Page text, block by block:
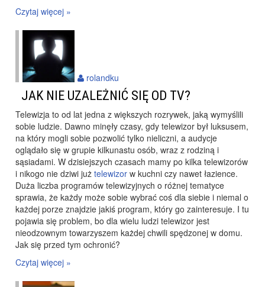
Czytaj więcej »
JAK NIE UZALEŻNIĆ SIĘ OD TV?
Telewizja to od lat jedna z większych rozrywek, jaką wymyślili
sobie ludzie. Dawno minęły czasy, gdy telewizor był luksusem,
na który mogli sobie pozwolić tylko nieliczni, a audycje
oglądało się w grupie kilkunastu osób, wraz z rodziną i
sąsiadami. W dzisiejszych czasach mamy po kilka telewizorów
i nikogo nie dziwi już telewizor w kuchni czy nawet łazience.
Duża liczba programów telewizyjnych o różnej tematyce
sprawia, że każdy może sobie wybrać coś dla siebie i niemal o
każdej porze znajdzie jakiś program, który go zainteresuje. I tu
pojawia się problem, bo dla wielu ludzi telewizor jest
nieodzownym towarzyszem każdej chwili spędzonej w domu.
Jak się przed tym ochronić?
Czytaj więcej »
rolandku